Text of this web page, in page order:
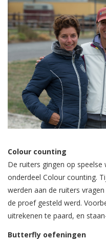
Colour counting
De ruiters gingen op
onderdeel Colour counting.
werden aan de ruiters
de proef gesteld werd.
uitrekenen te paard, en
Butterfly oefeningen